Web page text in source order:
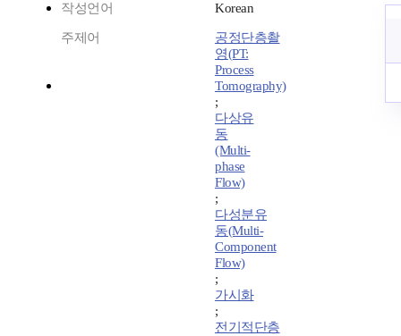
작성언어 Korean
주제어
공정단층촬
영(PT:
Process
Tomography)
;
다상유
동
(Multi-
phase
Flow)
;
다성분유
동(Multi-
Component
Flow)
;
가시화
;
전기적단층